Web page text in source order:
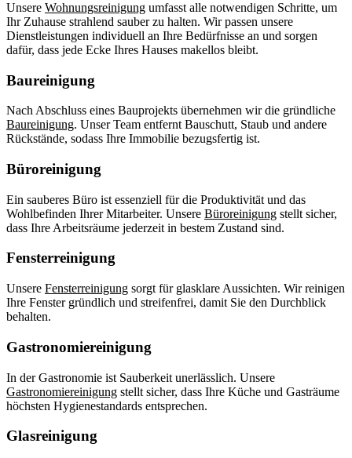
Unsere Wohnungsreinigung umfasst alle notwendigen Schritte, um
Ihr Zuhause strahlend sauber zu halten. Wir passen unsere
Dienstleistungen individuell an Ihre Bedürfnisse an und sorgen
dafür, dass jede Ecke Ihres Hauses makellos bleibt.
Baureinigung
Nach Abschluss eines Bauprojekts übernehmen wir die gründliche
Baureinigung. Unser Team entfernt Bauschutt, Staub und andere
Rückstände, sodass Ihre Immobilie bezugsfertig ist.
Büroreinigung
Ein sauberes Büro ist essenziell für die Produktivität und das
Wohlbefinden Ihrer Mitarbeiter. Unsere Büroreinigung stellt sicher,
dass Ihre Arbeitsräume jederzeit in bestem Zustand sind.
Fensterreinigung
Unsere Fensterreinigung sorgt für glasklare Aussichten. Wir reinigen
Ihre Fenster gründlich und streifenfrei, damit Sie den Durchblick
behalten.
Gastronomiereinigung
In der Gastronomie ist Sauberkeit unerlässlich. Unsere
Gastronomiereinigung stellt sicher, dass Ihre Küche und Gasträume
höchsten Hygienestandards entsprechen.
Glasreinigung